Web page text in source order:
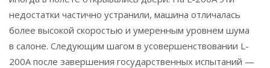
недостатки частично устранили, машина отличалась
более высокой скоростью и умеренным уровнем шума
в салоне. Следующим шагом в усовершенствовании L-
200A после завершения государственных испытаний —